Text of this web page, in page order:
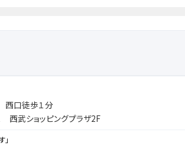
口徒歩１分
武ショッピングプラザ2F